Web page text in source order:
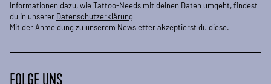
Informationen dazu, wie Tattoo-Needs mit deinen Daten umgeht, findest
du in unserer Datenschutzerklärung
Mit der Anmeldung zu unserem Newsletter akzeptierst du diese.